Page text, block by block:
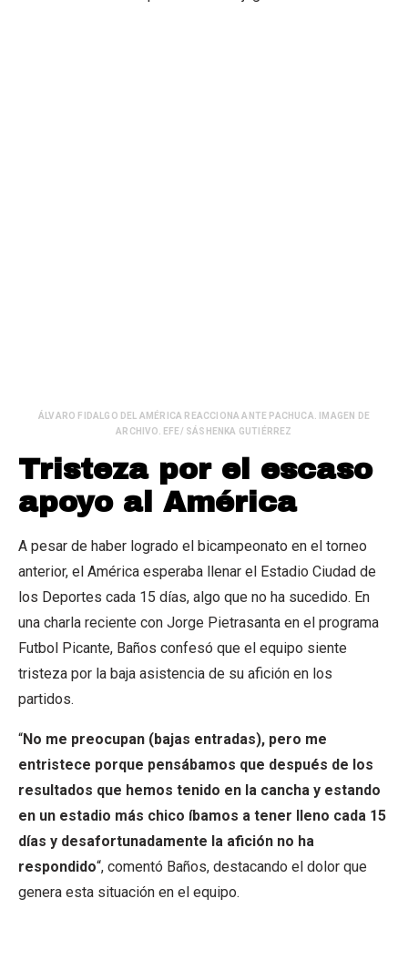
ÁLVARO FIDALGO DEL AMÉRICA REACCIONA ANTE PACHUCA. IMAGEN DE
ARCHIVO. EFE/ SÁSHENKA GUTIÉRREZ
Tristeza por el escaso
apoyo al América
A pesar de haber logrado el bicampeonato en el torneo
anterior, el América esperaba llenar el Estadio Ciudad de
los Deportes cada 15 días, algo que no ha sucedido. En
una charla reciente con Jorge Pietrasanta en el programa
Futbol Picante, Baños confesó que el equipo siente
tristeza por la baja asistencia de su afición en los
partidos.
“No me preocupan (bajas entradas), pero me
entristece porque pensábamos que después de los
resultados que hemos tenido en la cancha y estando
en un estadio más chico íbamos a tener lleno cada 15
días y desafortunadamente la afición no ha
respondido“, comentó Baños, destacando el dolor que
genera esta situación en el equipo.